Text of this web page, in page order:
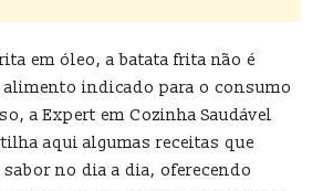
em óleo, a batata frita não é
indicado para o consumo
a Expert em Cozinha Saudável
aqui algumas receitas que
no dia a dia, oferecendo